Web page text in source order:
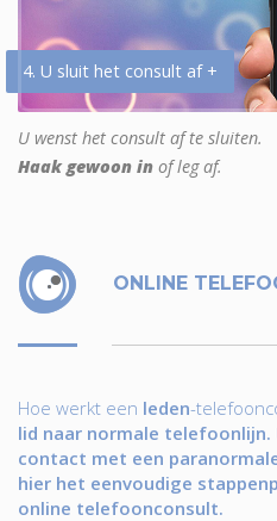
4. U sluit het consult af +
U wenst het consult af te sluiten.
Haak gewoon in of leg af.
ONLINE
Hoe werkt een leden-
lid naar normale telefoonlijn.
contact met een
hier het eenvoudige
online telefoonconsult.